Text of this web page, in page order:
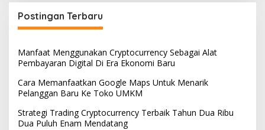
Postingan Terbaru
Manfaat Menggunakan Cryptocurrency Sebagai Alat
Pembayaran Digital Di Era Ekonomi Baru
Cara Memanfaatkan Google Maps Untuk Menarik
Pelanggan Baru Ke Toko UMKM
Strategi Trading Cryptocurrency Terbaik Tahun Dua Ribu
Dua Puluh Enam Mendatang